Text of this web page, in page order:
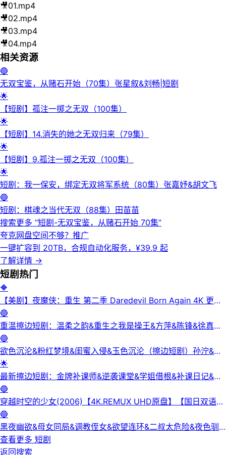
🎥01.mp4
🎥02.mp4
🎥03.mp4
🎥04.mp4
相关资源
🔵
无双宝鉴，从赌石开始（70集）张星叙&刘畅|短剧
🌟
【短剧】孤注一掷之无双（100集）
🌟
【短剧】14.消失的她之无双归来（79集）
🌟
【短剧】9.孤注一掷之无双（100集）
🌟
短剧：我一保安，绑定无双将军系统（80集）张嘉妤&胡文飞
🔵
短剧：棋魂之当代无双（88集）田苗苗
搜索更多 “短剧-无双宝鉴，从赌石开始 70集”
夸克网盘空间不够？ 推广
一键扩容到 20TB，合规自动化服务，¥39.9 起
了解详情 →
短剧 热门
🔶
【美剧】夜魔侠：重生 第二季 Daredevil Born Again 4K 更新
3集
🔵
重温擦边短剧：温柔之韵&重生之我是操王&方萍&陈锋&徐真真
&老刘又胖啦&刘倩宇
🔵
欲色沉沦&粉红梦境&闺蜜入侵&玉色沉沦（擦边短剧）孙泞&王
正洁
🌟
最新擦边短剧：金牌补课师&逆袭课堂&学姐借根&补课日记&身
下人&补习老师&学妹的第一课&课后有约（未删减版） 陈梓晴
🔵
穿越时空的少女(2006)【4K.REMUX UHD原盘】【国日双语】
【中文字幕】【爱情/科幻】
🔵
黑夜幽欲&母女同局&调教侄女&欲望连环&二叔太危险&夜色驯
服&黑夜欲牢（完整版）最新擦边短剧
查看更多 短剧
返回搜索